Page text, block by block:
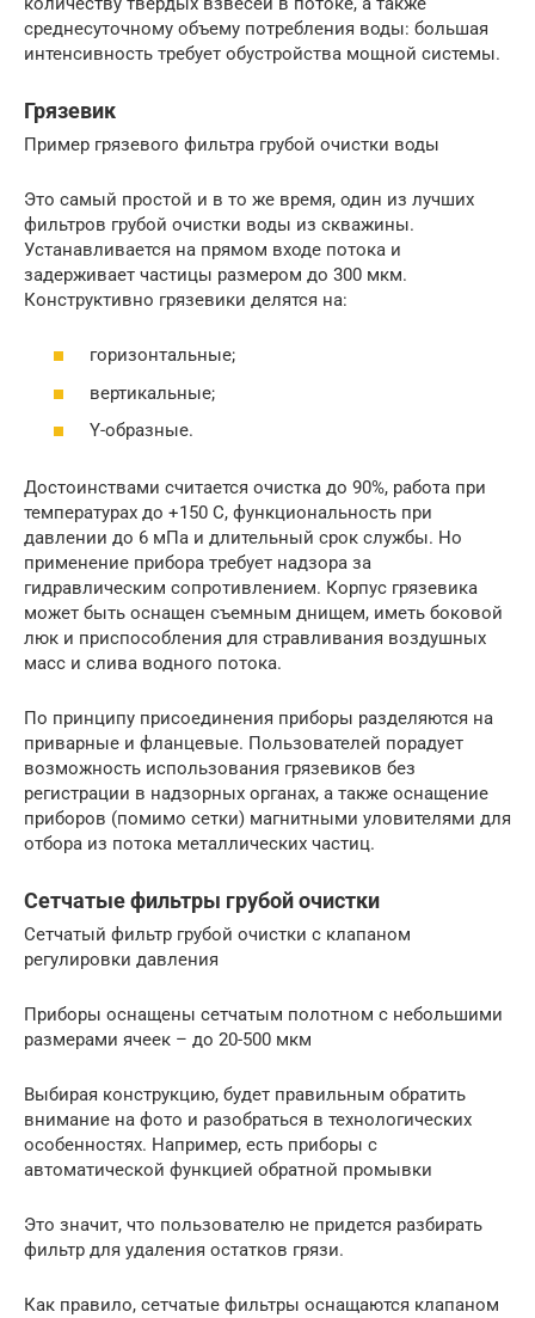
среднесуточному объему потребления воды: большая
интенсивность требует обустройства мощной системы.
Грязевик
Пример грязевого фильтра грубой очистки воды
Это самый простой и в то же время, один из лучших
фильтров грубой очистки воды из скважины.
Устанавливается на прямом входе потока и
задерживает частицы размером до 300 мкм.
Конструктивно грязевики делятся на:
горизонтальные;
вертикальные;
Y-образные.
Достоинствами считается очистка до 90%, работа при
температурах до +150 С, функциональность при
давлении до 6 мПа и длительный срок службы. Но
применение прибора требует надзора за
гидравлическим сопротивлением. Корпус грязевика
может быть оснащен съемным днищем, иметь боковой
люк и приспособления для стравливания воздушных
масс и слива водного потока.
По принципу присоединения приборы разделяются на
приварные и фланцевые. Пользователей порадует
возможность использования грязевиков без
регистрации в надзорных органах, а также оснащение
приборов (помимо сетки) магнитными уловителями для
отбора из потока металлических частиц.
Сетчатые фильтры грубой очистки
Сетчатый фильтр грубой очистки с клапаном
регулировки давления
Приборы оснащены сетчатым полотном с небольшими
размерами ячеек – до 20-500 мкм
Выбирая конструкцию, будет правильным обратить
внимание на фото и разобраться в технологических
особенностях. Например, есть приборы с
автоматической функцией обратной промывки
Это значит, что пользователю не придется разбирать
фильтр для удаления остатков грязи.
Как правило, сетчатые фильтры оснащаются клапаном